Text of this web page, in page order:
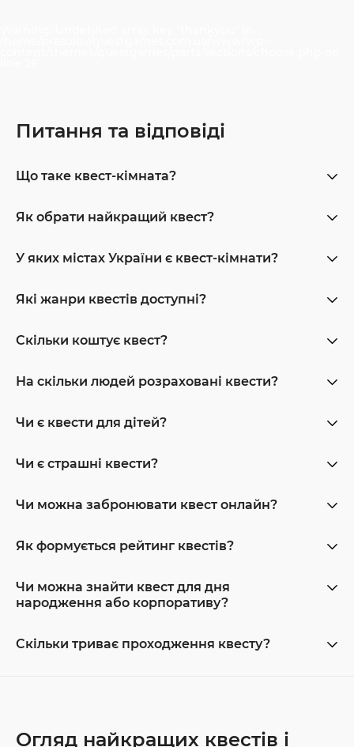
Питання та відповіді
Що таке квест-кімната?
Як обрати найкращий квест?
У яких містах України є квест-кімнати?
Які жанри квестів доступні?
Скільки коштує квест?
На скільки людей розраховані квести?
Чи є квести для дітей?
Чи є страшні квести?
Чи можна забронювати квест онлайн?
Як формується рейтинг квестів?
Чи можна знайти квест для дня
народження або корпоративу?
Скільки триває проходження квесту?
Огляд найкращих квестів і